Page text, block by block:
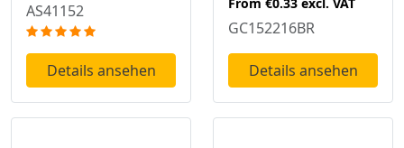
AS41152
Details ansehen
GC152216BR
Details ansehen